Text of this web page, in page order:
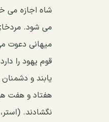
هفتاد و هفت
نگشادند. (استر، ۹)